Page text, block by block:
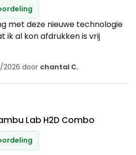
met deze nieuwe technologie
ik al kon afdrukken is vrij
2026 door chantal C.
Lab H2D Combo